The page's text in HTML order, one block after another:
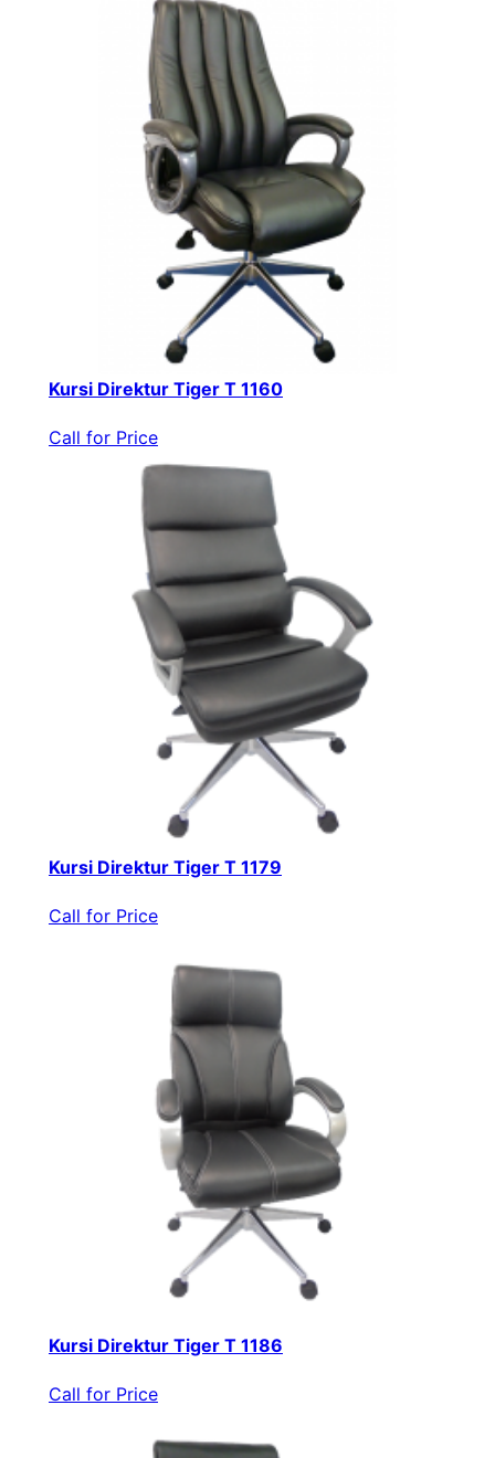
Kursi Direktur Tiger T 1160
Call for Price
Kursi Direktur Tiger T 1179
Call for Price
Kursi Direktur Tiger T 1186
Call for Price